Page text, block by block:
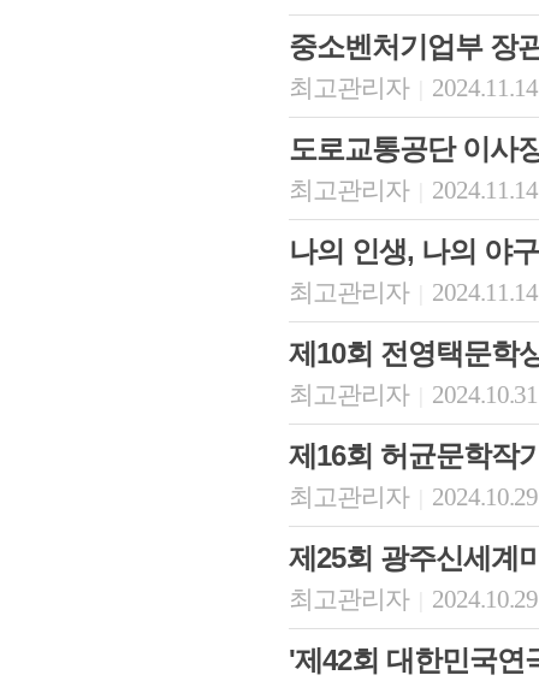
중소벤처기업부 장
최고관리자
도로교통공단 이사
최고관리자
나의 인생, 나의 야구
최고관리자
제10회 전영택문학
최고관리자
제16회 허균문학작
최고관리자
제25회 광주신세계
최고관리자
'제42회 대한민국연